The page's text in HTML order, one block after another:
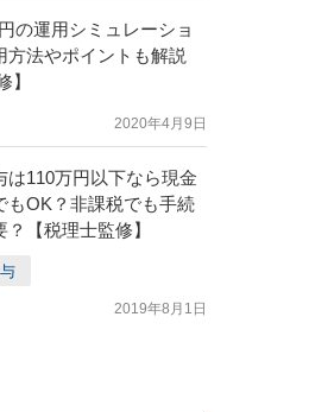
の運用シミュレーショ
方法やポイントも解説
】
2020年4月9日
は110万円以下なら現金
もOK？非課税でも手続
？【税理士監修】
2019年8月1日